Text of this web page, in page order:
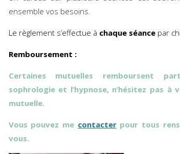
ensemble vos besoins.
Le règlement s’effectue à chaque séancepar
Remboursement :
Certaines mutuelles remboursent
sophrologie et l’hypnose, n’hésitez pas
mutuelle.
Vous pouvez me contacterpour tous
vous.